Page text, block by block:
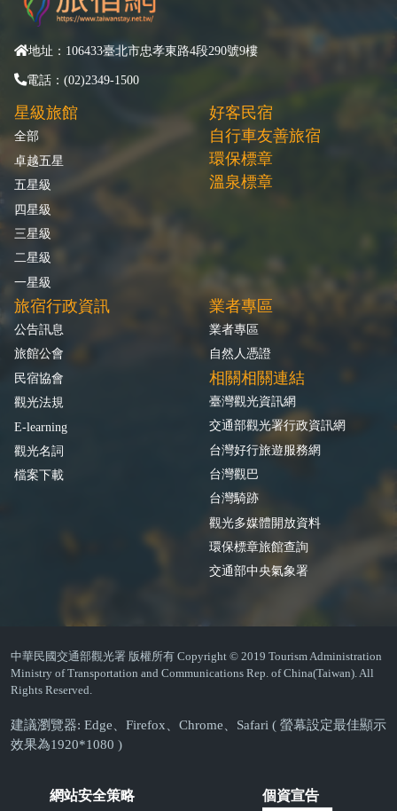
地址：106433臺北市忠孝東路4段290號9樓
電話：(02)2349-1500
星級旅館
全部
卓越五星
五星級
四星級
三星級
二星級
一星級
好客民宿
自行車友善旅宿
環保標章
溫泉標章
旅宿行政資訊
公告訊息
旅館公會
民宿協會
觀光法規
E-learning
觀光名詞
檔案下載
業者專區
業者專區
自然人憑證
相關相關連結
臺灣觀光資訊網
交通部觀光署行政資訊網
台灣好行旅遊服務網
台灣觀巴
台灣騎跡
觀光多媒體開放資料
環保標章旅館查詢
交通部中央氣象署
中華民國交通部觀光署 版權所有 Copyright © 2019 Tourism Administration
Ministry of Transportation and Communications Rep. of China(Taiwan). All
Rights Reserved.
建議瀏覽器: Edge、Firefox、Chrome、Safari ( 螢幕設定最佳顯示
效果為1920*1080 )
網站安全策略 個資宣告